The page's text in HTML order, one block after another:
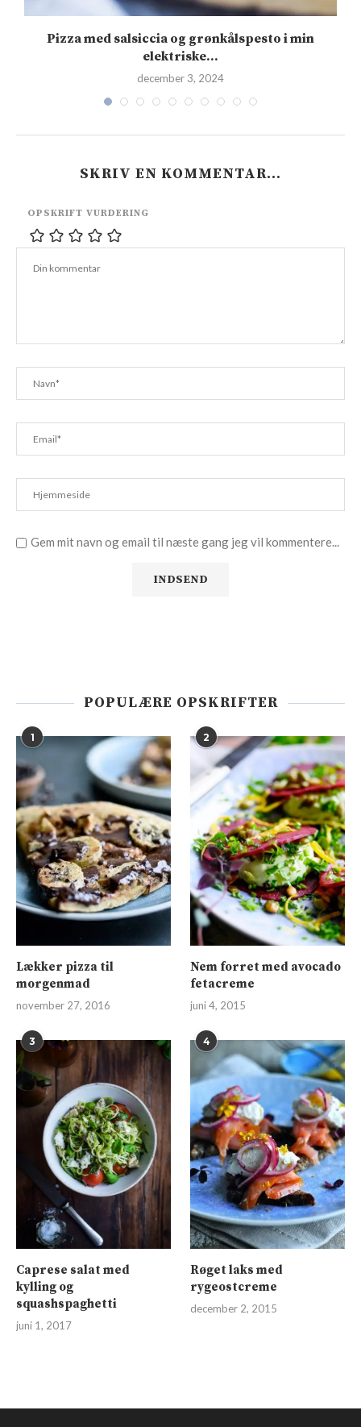
Pizza med salsiccia og grønkålspesto i min
elektriske...
december 3, 2024
SKRIV EN KOMMENTAR…
OPSKRIFT VURDERING
Gem mit navn og email til næste gang jeg vil kommentere...
POPULÆRE OPSKRIFTER
1
Lækker pizza til
morgenmad
november 27, 2016
2
Nem forret med avocado
fetacreme
juni 4, 2015
3
Caprese salat med
kylling og
squashspaghetti
juni 1, 2017
4
Røget laks med
rygeostcreme
december 2, 2015